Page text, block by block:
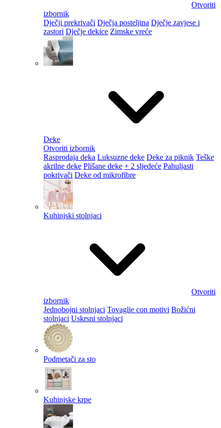
Otvoriti
izbornik
Dječji prekrivači Dječja posteljina Dječje zavjese i
zastori Dječje dekice Zimske vreće
Deke
Otvoriti izbornik
Rasprodaja deka Luksuzne deke Deke za piknik Teške
akrilne deke Plišane deke + 2 sljedeće Pahuljasti
pokrivači Deke od mikrofibre
Kuhinjski stolnjaci
Otvoriti
izbornik
Jednobojni stolnjaci Tovaglie con motivi Božićni
stolnjaci Uskrsni stolnjaci
Podmetači za sto
Kuhinjske krpe